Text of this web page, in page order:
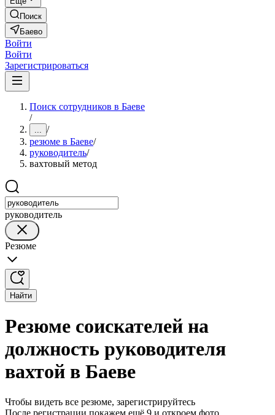
Поиск
Баево
Войти
Войти
Зарегистрироваться
Поиск сотрудников в Баеве
/
... /
резюме в Баеве/
руководитель/
вахтовый метод
руководитель
Резюме
Найти
Резюме соискателей на
должность руководителя
вахтой в Баеве
Чтобы видеть все резюме, зарегистрируйтесь
После регистрации покажем ещё 9 и откроем фото